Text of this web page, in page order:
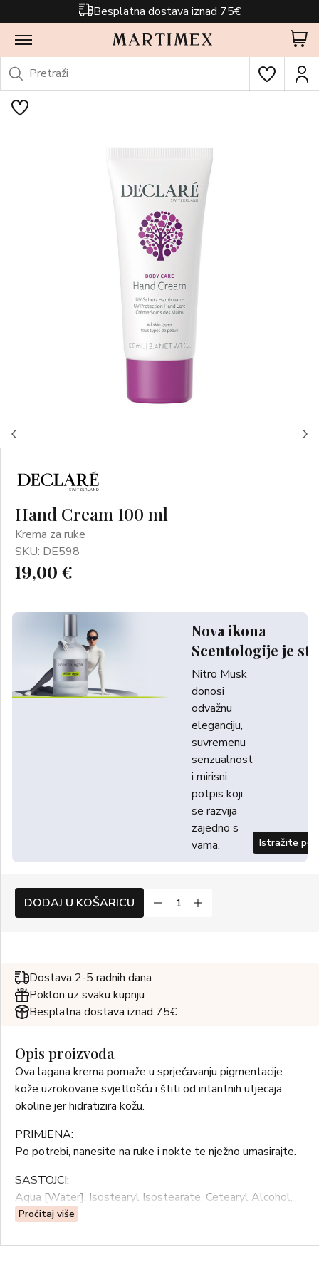
Besplatna dostava iznad 75€
Hand Cream 100 ml
Krema za ruke
SKU: DE598
19,00 €
Nova ikona
Scentologije je
Nitro Musk
donosi
odvažnu
eleganciju,
suvremenu
senzualnost
i mirisni
potpis koji
se razvija
zajedno s
vama.
Istražite
DODAJ U KOŠARICU
Dostava 2-5 radnih dana
Poklon uz svaku kupnju
Besplatna dostava iznad 75€
Opis proizvoda
Ova lagana krema pomaže u sprječavanju pigmentacije
kože uzrokovane svjetlošću i štiti od iritantnih utjecaja
okoline jer hidratizira kožu.
PRIMJENA:
Po potrebi, nanesite na ruke i nokte te nježno umasirajte.
SASTOJCI:
Aqua [Water], Isostearyl Isostearate, Cetearyl Alcohol,
Methyl Glucose Sesquistearate, Glycerin, Butylene
Glyceryl Stearate, Dicaprylyl Carbonate, 1,2-Hexanediol,
Pročitaj više